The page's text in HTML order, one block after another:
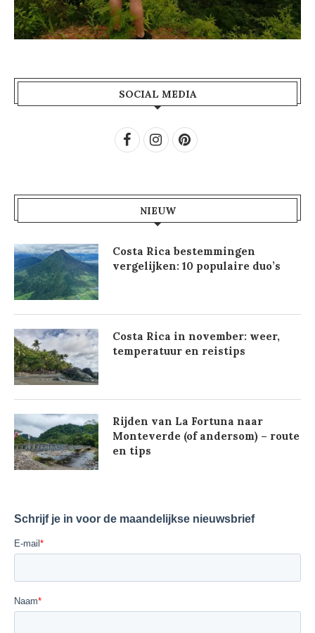
SOCIAL MEDIA
NIEUW
Costa Rica bestemmingen
vergelijken: 10 populaire duo’s
Costa Rica in november: weer,
temperatuur en reistips
Rijden van La Fortuna naar
Monteverde (of andersom) – route
en tips